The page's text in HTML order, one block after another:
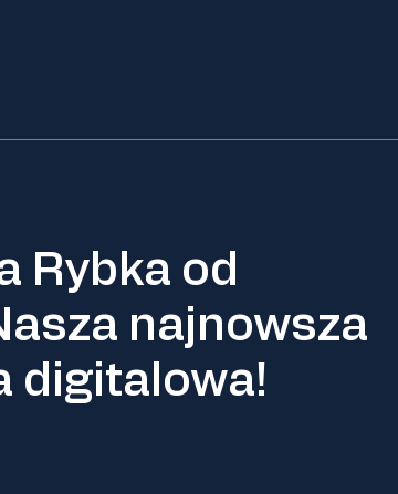
Rybka od
najnowsza
digitalowa!